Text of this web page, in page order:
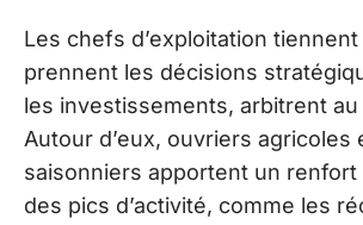
Les chefs d’exploitation
prennent les décisions
les investissements, arbitrent
Autour d’eux, ouvriers agricoles
saisonniers apportent un
des pics d’activité, comme les